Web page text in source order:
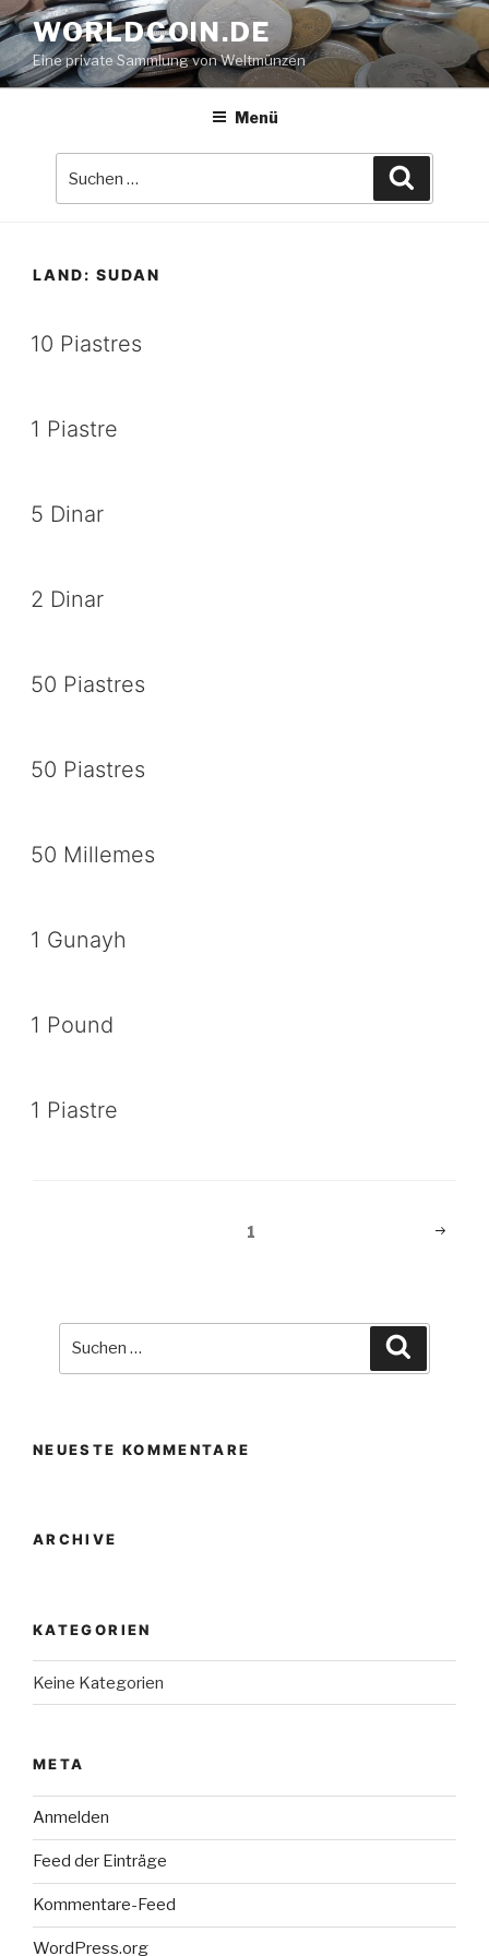
Zum
Inhalt
springen
WORLDCOIN.DE
Eine private Sammlung von Weltmünzen
Menü
LAND: SUDAN
10 Piastres
1 Piastre
5 Dinar
2 Dinar
50 Piastres
50 Piastres
50 Millemes
1 Gunayh
1 Pound
1 Piastre
1
NEUESTE KOMMENTARE
ARCHIVE
KATEGORIEN
Keine Kategorien
META
Anmelden
Feed der Einträge
Kommentare-Feed
WordPress.org